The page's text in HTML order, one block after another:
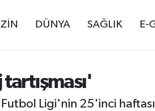
DÜNYA SAĞLIK E-
Futbol Ligi'nin 25'inci